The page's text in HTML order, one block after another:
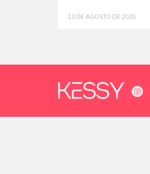
13 DE AGOSTO DE 2025